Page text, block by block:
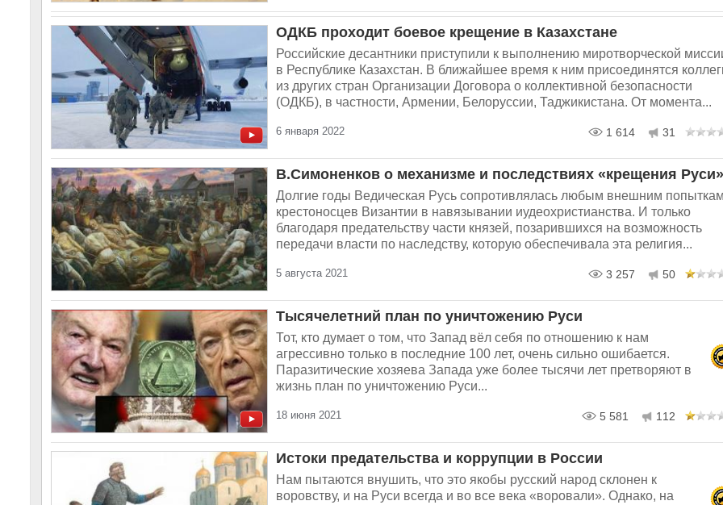
ОДКБ проходит боевое крещение в Казахстане
Российские десантники приступили к выполнению миротворческой
в Республике Казахстан. В ближайшее время к ним присоединятся
из других стран Организации Договора о коллективной безопасности
(ОДКБ), в частности, Армении, Белоруссии, Таджикистана. От момента...
6 января 2022 1 614 31
В.Симоненков о механизме и последствиях «крещения Руси»
Долгие годы Ведическая Русь сопротивлялась любым внешним
крестоносцев Византии в навязывании иудеохристианства. И только
благодаря предательству части князей, позарившихся на возможность
передачи власти по наследству, которую обеспечивала эта религия...
5 августа 2021 3 257 50
Тысячелетний план по уничтожению Руси
Тот, кто думает о том, что Запад вёл себя по отношению к нам
агрессивно только в последние 100 лет, очень сильно ошибается.
Паразитические хозяева Запада уже более тысячи лет претворяют в
жизнь план по уничтожению Руси...
18 июня 2021 5 581 112
Истоки предательства и коррупции в России
Нам пытаются внушить, что это якобы русский народ склонен к
воровству, и на Руси всегда и во все века «воровали». Однако, на